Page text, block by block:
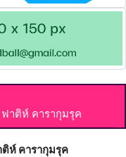
าติห์ คารากุมรุค
ติห์ คารากุมรุค